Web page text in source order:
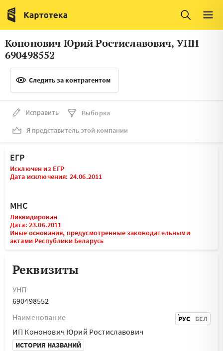
Италия
Люксембург
Литва
Латвия
Словения
Франция
Швеция
Мальта
Кононович Юрий Ростиславович, УНП
690498552
Следить за контрагентом
Исправить
Выборка
Я представитель этой компании
ЕГР
Исключен из ЕГР
Дата исключения: 24.06.2011
МНС
Ликвидирован
Дата: 23.06.2011
Иные основания, предусмотренные законодательными
актами Республики Беларусь
Реквизиты
УНП
690498552
Наименование
РУС БЕЛ
ИП Кононович Юрий Ростиславович
ИСТОРИЯ НАЗВАНИЙ